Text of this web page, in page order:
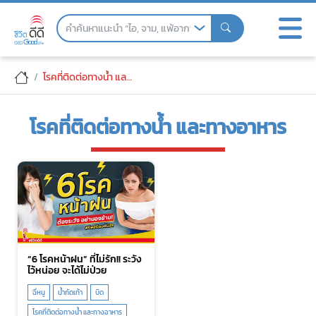
Skip
โรคที่ติดต่อทางน้ำ และทางอาหาร
โรคที่ติดต่อทางน้ำ และทางอาหาร
“6 โรคหน้าฝน” ที่ไม่รัก!! ระวัง
ไว้หน่อย จะได้ไม่ป่วย
ฉี่หนู น้ำกัดเท้า
บิด
โรคที่ติดต่อทางน้ำ และทางอาหาร